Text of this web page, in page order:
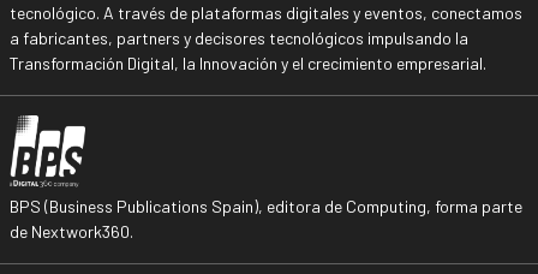
tecnológico. A través de plataformas digitales y eventos, conectamos
a fabricantes, partners y decisores tecnológicos impulsando la
Transformación Digital, la Innovación y el crecimiento empresarial.
BPS (Business Publications Spain), editora de Computing, forma parte
de Nextwork360.